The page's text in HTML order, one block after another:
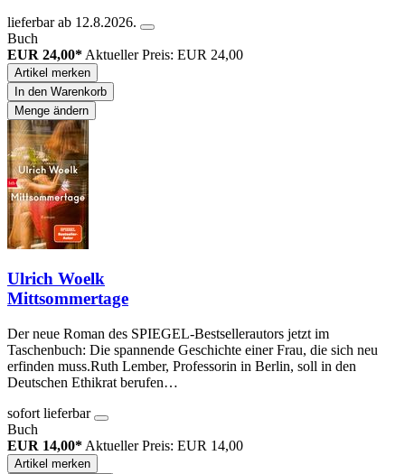
lieferbar ab 12.8.2026.
Buch
EUR 24,00* Aktueller Preis: EUR 24,00
Artikel merken
In den Warenkorb
Menge ändern
Ulrich Woelk
Mittsommertage
Der neue Roman des SPIEGEL-Bestsellerautors jetzt im
Taschenbuch: Die spannende Geschichte einer Frau, die sich neu
erfinden muss.Ruth Lember, Professorin in Berlin, soll in den
Deutschen Ethikrat berufen…
sofort lieferbar
Buch
EUR 14,00* Aktueller Preis: EUR 14,00
Artikel merken